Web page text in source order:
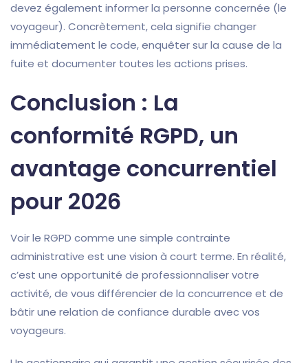
devez également informer la personne concernée (le
voyageur). Concrètement, cela signifie changer
immédiatement le code, enquêter sur la cause de la
fuite et documenter toutes les actions prises.
Conclusion : La
conformité RGPD, un
avantage concurrentiel
pour 2026
Voir le RGPD comme une simple contrainte
administrative est une vision à court terme. En réalité,
c’est une opportunité de professionnaliser votre
activité, de vous différencier de la concurrence et de
bâtir une relation de confiance durable avec vos
voyageurs.